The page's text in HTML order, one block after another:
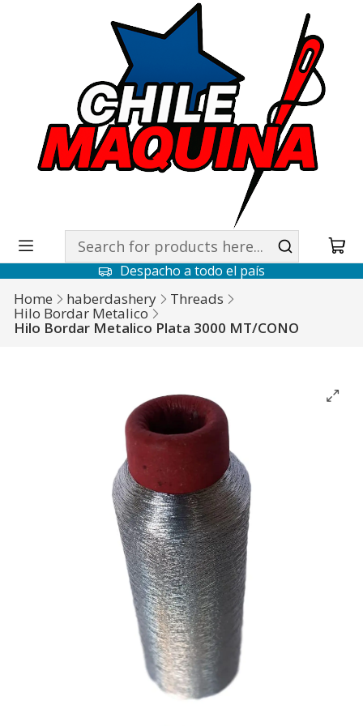
Despacho a todo el país
Home haberdashery Threads
Hilo Bordar Metalico
Hilo Bordar Metalico Plata 3000 MT/CONO